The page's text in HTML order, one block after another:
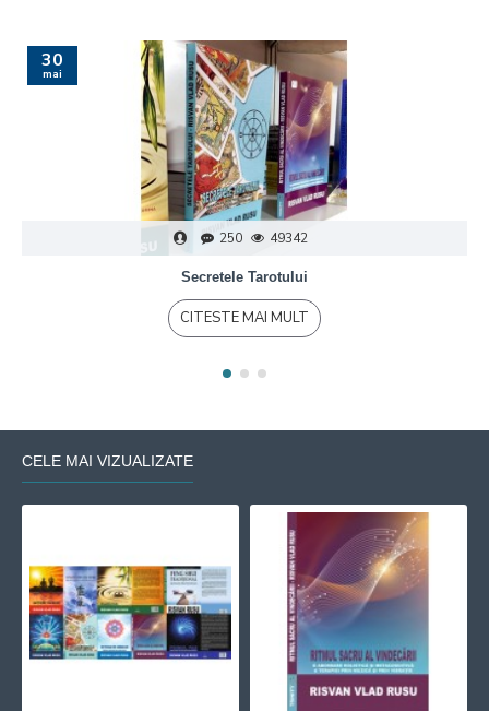
30
mai
250 49342
Secretele Tarotului
CITESTE MAI MULT
CELE MAI VIZUALIZATE